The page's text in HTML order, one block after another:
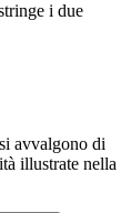
i due
avvalgono di
illustrate nella